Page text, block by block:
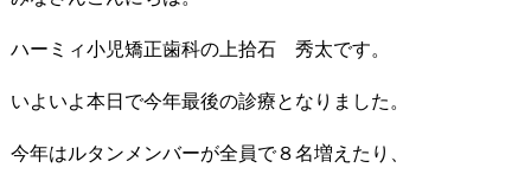
ハーミィ小児矯正歯科の上拾石 秀太です。
いよいよ本日で今年最後の診療となりました。
今年はルタンメンバーが全員で８名増えたり、